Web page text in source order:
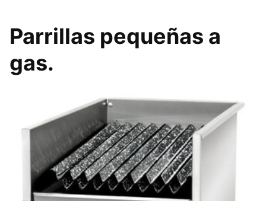
Parrillas pequeñas a
gas.